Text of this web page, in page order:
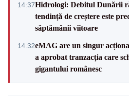
14:37Hidrologi: Debitul Dunării
tendință de creștere este
săptămânii viitoare
14:32eMAG are un singur
a aprobat tranzacția care
gigantului românesc